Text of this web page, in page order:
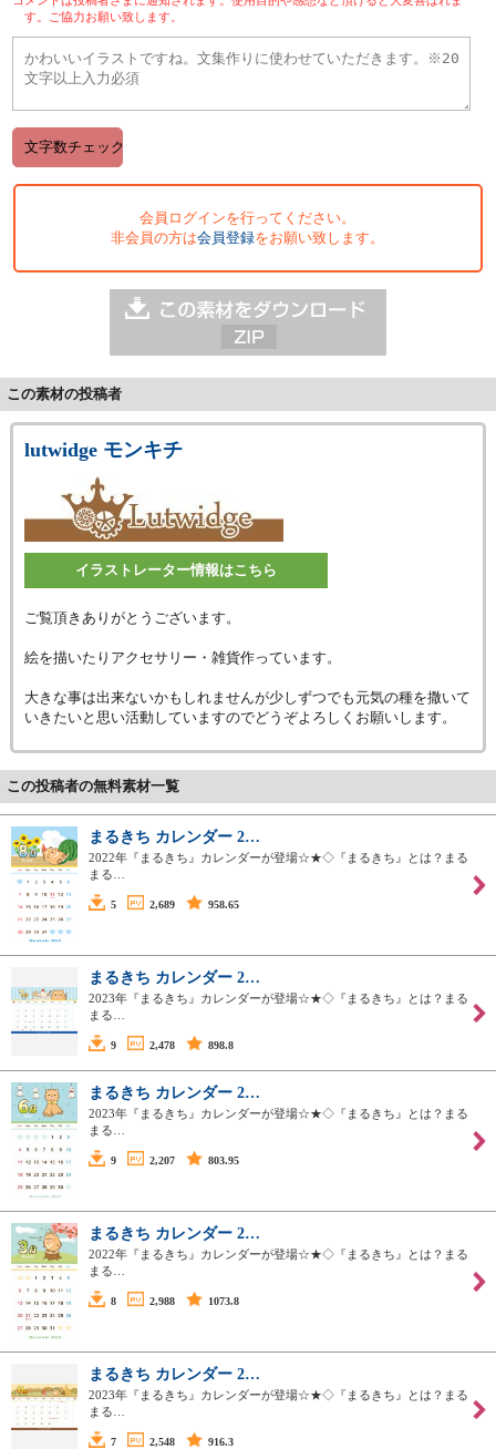
す。ご協力お願い致します。
会員ログインを行ってください。
非会員の方は会員登録をお願い致します。
この素材の投稿者
lutwidge モンキチ
イラストレーター情報はこちら
ご覧頂きありがとうございます。
絵を描いたりアクセサリー・雑貨作っています。
大きな事は出来ないかもしれませんが少しずつでも元気の種を撒いて
いきたいと思い活動していますのでどうぞよろしくお願いします。
この投稿者の無料素材一覧
まるきち カレンダー 2…
2022年『まるきち』カレンダーが登場☆★◇『まるきち』とは？まる
まる…
5 2,689 958.65
まるきち カレンダー 2…
2023年『まるきち』カレンダーが登場☆★◇『まるきち』とは？まる
まる…
9 2,478 898.8
まるきち カレンダー 2…
2023年『まるきち』カレンダーが登場☆★◇『まるきち』とは？まる
まる…
9 2,207 803.95
まるきち カレンダー 2…
2022年『まるきち』カレンダーが登場☆★◇『まるきち』とは？まる
まる…
8 2,988 1073.8
まるきち カレンダー 2…
2023年『まるきち』カレンダーが登場☆★◇『まるきち』とは？まる
まる…
7 2,548 916.3